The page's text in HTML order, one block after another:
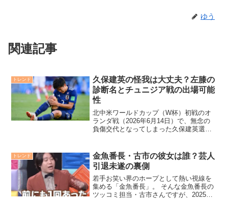
ゆう
関連記事
トレンド
久保建英の怪我は大丈夫？左膝の
診断名とチュニジア戦の出場可能
性
北中米ワールドカップ（W杯）初戦のオ
ランダ戦（2026年6月14日）で、無念の
負傷交代となってしまった久保建英選
から離脱しちゃうの？」と心配で夜も眠
れないサポーターの方...
トレンド
金魚番長・古市の彼女は誰？芸人
引退未遂の裏側
若手お笑い界のホープとして熱い視線を
集める「金魚番長」。 そんな金魚番長の
ツッコミ担当・古市さんですが、2025年4